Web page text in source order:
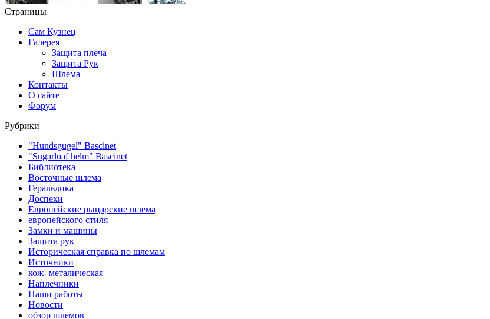
Страницы
Сам Кузнец
Галерея
Защита плеча
Защита Рук
Шлема
Контакты
О сайте
Форум
Рубрики
"Hundsgugel" Bascinet
"Sugarloaf helm" Bascinet
Библиотека
Восточные шлема
Геральдика
Доспехи
Европейские рыцарские шлема
европейского стиля
Замки и машины
Защита рук
Историческая справка по шлемам
Источники
кож- металическая
Наплечники
Наши работы
Новости
обзор шлемов